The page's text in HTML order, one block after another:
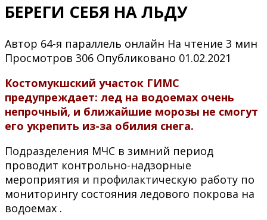
БЕРЕГИ СЕБЯ НА ЛЬДУ
Автор 64-я параллель онлайн На чтение 3 мин
Просмотров 306 Опубликовано 01.02.2021
Костомукшский участок ГИМС
предупреждает: лед на водоемах очень
непрочный, и ближайшие морозы не смогут
его укрепить из-за обилия снега.
Подразделения МЧС в зимний период
проводит контрольно-надзорные
мероприятия и профилактическую работу по
мониторингу состояния ледового покрова на
водоемах .